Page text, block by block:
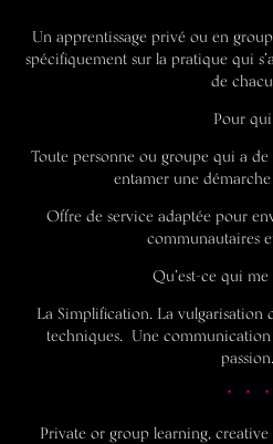
Un apprentissage privé ou en
spécifiquement sur la pratique qui
de
Pour qui
Toute personne ou groupe qui a
entamer une démarche
Offre de service adaptée pour
communautaires
Qu’est-ce qui me
La Simplification. La vulgarisation
techniques. Une
passion.
* * *
Private or group learning,